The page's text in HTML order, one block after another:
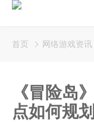
首页 网络游戏资讯
《冒险岛
点如何规划